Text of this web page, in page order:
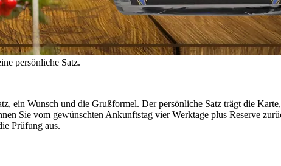
persönliche Satz.
ein Wunsch und die Grußformel. Der persönliche Satz trägt die
Sie vom gewünschten Ankunftstag vier Werktage plus Reserve
Prüfung aus.